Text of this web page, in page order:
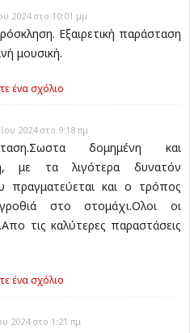
2024 στο 10:01 μμ
Εξαιρετική παράσταση
μουσική.
ένα σχόλιο
2024 στο 9:18 πμ
δομημένη και
με τα λιγότερα δυνατόν
πραγματεύεται και ο τρόπος
στο στομάχι.Ολοι οι
τις καλύτερες παραστάσεις
ένα σχόλιο
2024 στο 1:21 πμ